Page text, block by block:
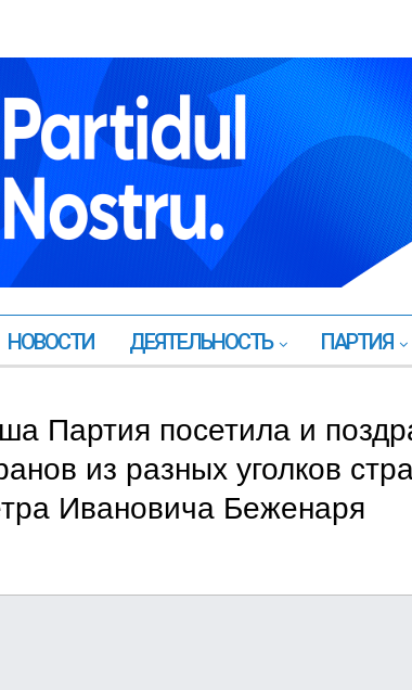
НОВОСТИ ДЕЯТЕЛЬНОСТЬ ПАРТИЯ
Партия посетила и
из разных уголков
Ивановича Беженаря